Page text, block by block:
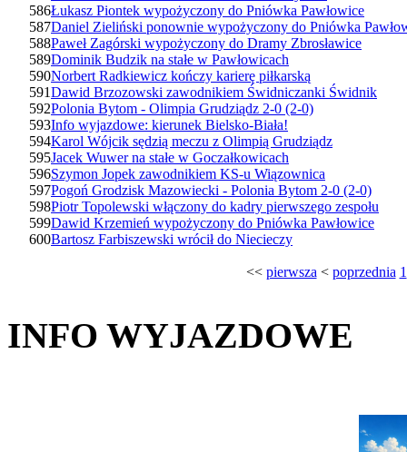
586Łukasz Piontek wypożyczony do Pniówka Pawłowice
587Daniel Zieliński ponownie wypożyczony do Pniówka
588Paweł Zagórski wypożyczony do Dramy Zbrosławice
589Dominik Budzik na stałe w Pawłowicach
590Norbert Radkiewicz kończy karierę piłkarską
591Dawid Brzozowski zawodnikiem Świdniczanki Świdnik
592Polonia Bytom - Olimpia Grudziądz 2-0 (2-0)
593Info wyjazdowe: kierunek Bielsko-Biała!
594Karol Wójcik sędzią meczu z Olimpią Grudziądz
595Jacek Wuwer na stałe w Goczałkowicach
596Szymon Jopek zawodnikiem KS-u Wiązownica
597Pogoń Grodzisk Mazowiecki - Polonia Bytom 2-0 (2-0)
598Piotr Topolewski włączony do kadry pierwszego zespołu
599Dawid Krzemień wypożyczony do Pniówka Pawłowice
600Bartosz Farbiszewski wrócił do Niecieczy
<< pierwsza < poprzednia 1
INFO WYJAZDOWE